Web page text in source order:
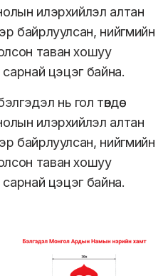
илэрхийлэл алтан
байрлуулсан, нийгмийн
таван хошуу
сарнай цэцэг байна.
нь гол төвдөө
илэрхийлэл алтан
байрлуулсан, нийгмийн
таван хошуу
сарнай цэцэг байна.